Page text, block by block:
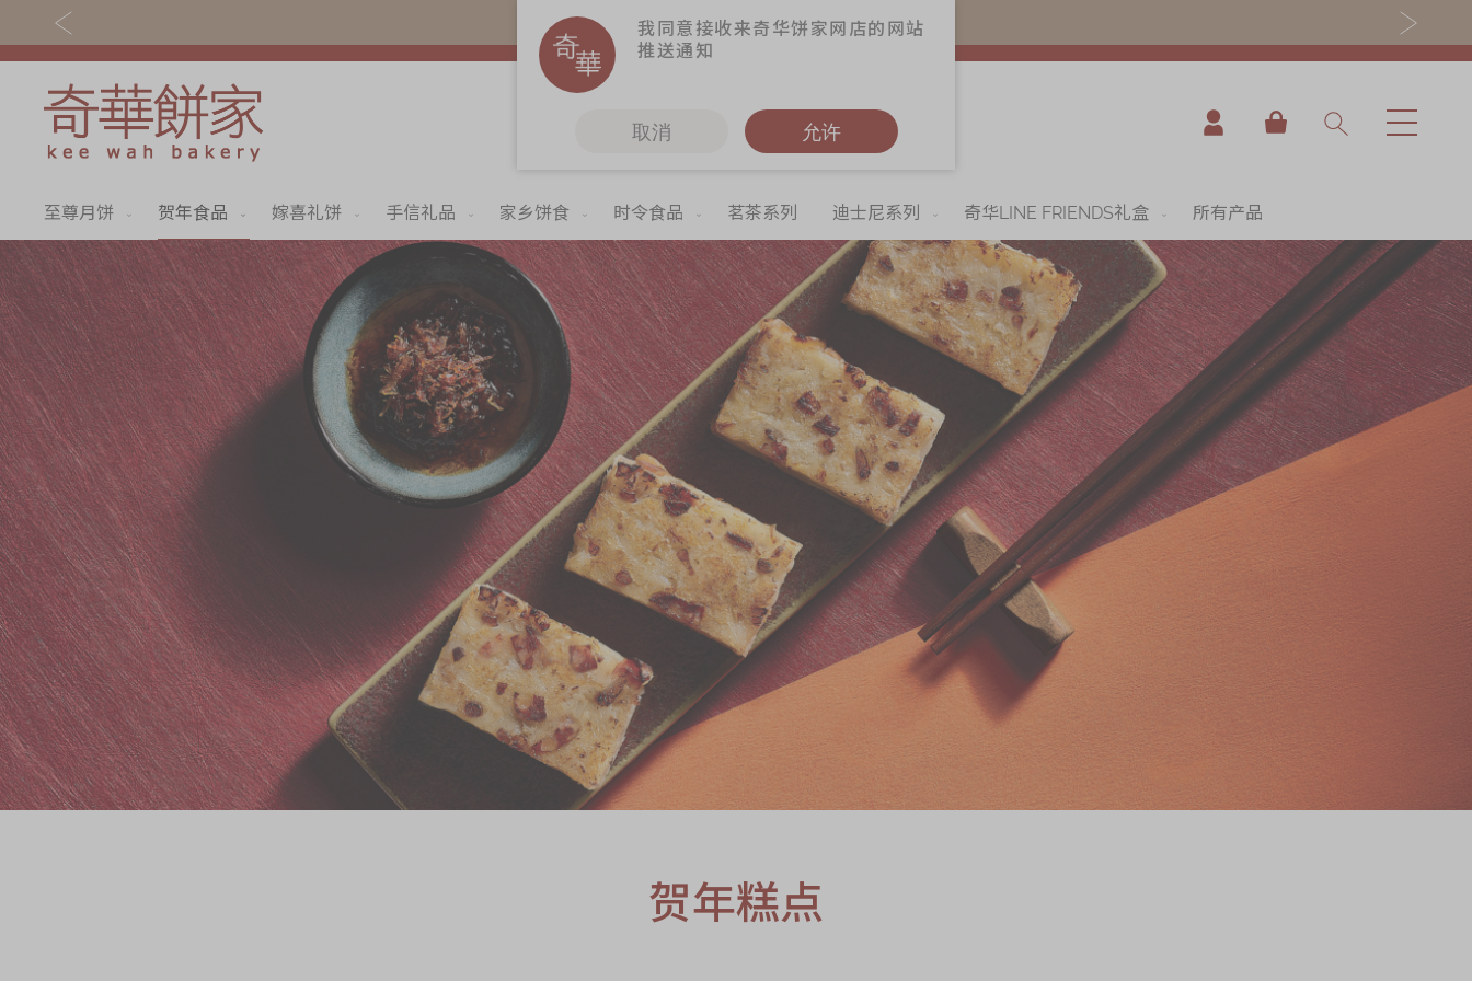
易赏钱会员凭推广码购买现货产品可赚易赏钱($5=1分)
我的购物车
关于奇华
奇华传奇
最新推广
分店网络
商务销售
嫁喜须知
奇华网志
奇华饼食
至尊月饼
贺年食品
嫁喜礼饼
手信礼品
家乡饼食
奇华LINE FRIENDS
礼盒
所有产品
产品价目表
更多
奇华Fans
奇华工作坊
奇华茶室
联络奇华
加入奇华
至尊月饼 贺年食品 嫁喜礼饼 手信礼品 家乡饼食 时令食品 茗茶系列 迪士尼系列 奇华LINE FRIENDS礼盒 所有产品
贺年糕点
我同意接收来奇华饼家网店的网站
推送通知
取消 允许